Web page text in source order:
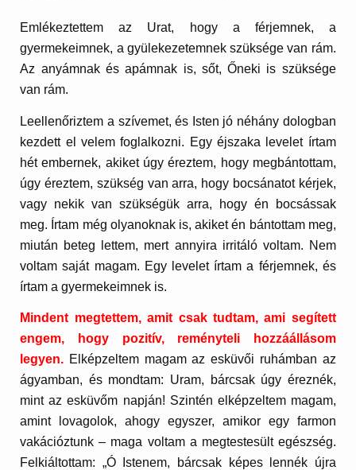
Emlékeztettem az Urat, hogy a férjemnek, a
gyermekeimnek, a gyülekezetemnek szüksége van rám.
Az anyámnak és apámnak is, sőt, Őneki is szüksége
van rám.
Leellenőriztem a szívemet, és Isten jó néhány dologban
kezdett el velem foglalkozni. Egy éjszaka levelet írtam
hét embernek, akiket úgy éreztem, hogy megbántottam,
úgy éreztem, szükség van arra, hogy bocsánatot kérjek,
vagy nekik van szükségük arra, hogy én bocsássak
meg. Írtam még olyanoknak is, akiket én bántottam meg,
miután beteg lettem, mert annyira irritáló voltam. Nem
voltam saját magam. Egy levelet írtam a férjemnek, és
írtam a gyermekeimnek is.
Mindent megtettem, amit csak tudtam, ami segített
engem, hogy pozitív, reményteli hozzáállásom
legyen. Elképzeltem magam az esküvői ruhámban az
ágyamban, és mondtam: Uram, bárcsak úgy éreznék,
mint az esküvőm napján! Szintén elképzeltem magam,
amint lovagolok, ahogy egyszer, amikor egy farmon
vakációztunk – maga voltam a megtestesült egészség.
Felkiáltottam: „Ó Istenem, bárcsak képes lennék újra